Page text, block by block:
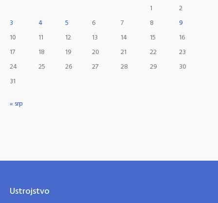
1
2
3
4 5 6 7 8
9
10
11 12 13 14 15
16
17
18 19 20 21 22
23
24
25 26 27 28 29
30
31
« srp
Ustrojstvo